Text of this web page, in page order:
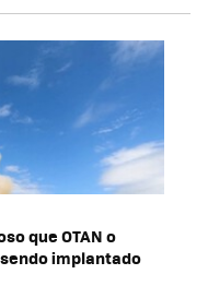
que OTAN o
implantado